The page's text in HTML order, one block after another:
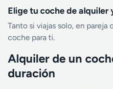
Elige tu coche de
Tanto si viajas solo, en pareja
coche para ti.
Alquiler de un
duración